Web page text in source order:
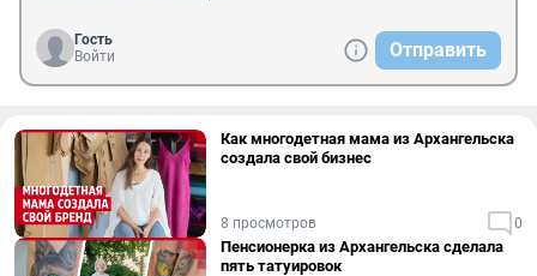
Гость
Войти
Отправить
Как многодетная мама из Архангельска
создала свой бизнес
8 просмотров 0
Пенсионерка из Архангельска сделала
пять татуировок